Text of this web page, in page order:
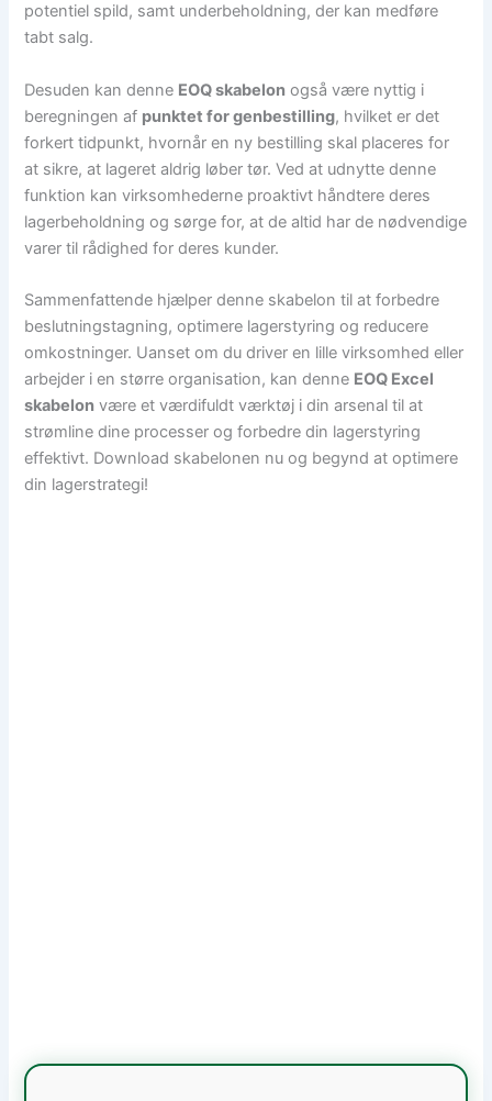
potentiel spild, samt underbeholdning, der kan medføre
tabt salg.
Desuden kan denne EOQ skabelon også være nyttig i
beregningen af punktet for genbestilling, hvilket er det
forkert tidpunkt, hvornår en ny bestilling skal placeres for
at sikre, at lageret aldrig løber tør. Ved at udnytte denne
funktion kan virksomhederne proaktivt håndtere deres
lagerbeholdning og sørge for, at de altid har de nødvendige
varer til rådighed for deres kunder.
Sammenfattende hjælper denne skabelon til at forbedre
beslutningstagning, optimere lagerstyring og reducere
omkostninger. Uanset om du driver en lille virksomhed eller
arbejder i en større organisation, kan denne EOQ Excel
skabelon være et værdifuldt værktøj i din arsenal til at
strømline dine processer og forbedre din lagerstyring
effektivt. Download skabelonen nu og begynd at optimere
din lagerstrategi!